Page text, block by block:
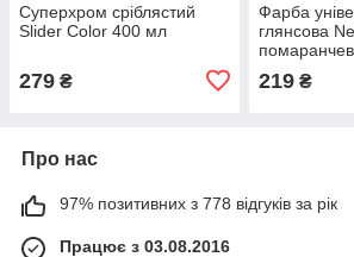
Суперхром сріблястий
Slider Color 400 мл
279 ₴
Фарба
глянсова
219₴
Про нас
97% позитивних з 778 відгуків за рік
Працює з 03.08.2016